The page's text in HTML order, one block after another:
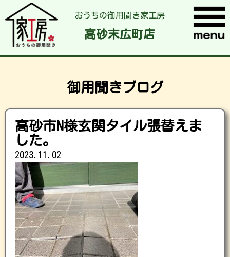
おうちの御用聞き家工房
高砂末広町店
御用聞きブログ
高砂市N様玄関タイル張替えま
した。
2023.11.02